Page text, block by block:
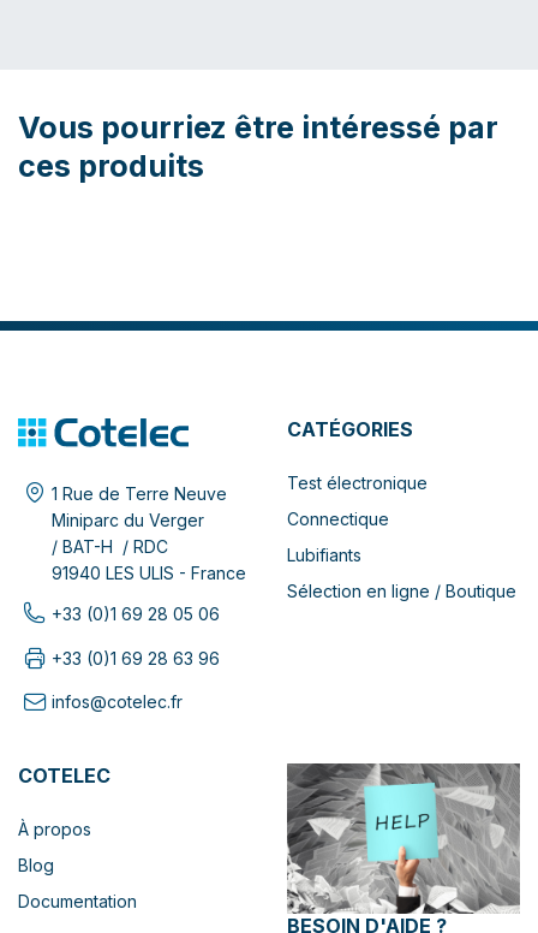
Vous pourriez être intéressé par
ces produits
1 Rue de Terre Neuve
Miniparc du Verger
/ BAT-H / RDC
91940 LES ULIS - France
+33 (0)1 69 28 05 06
+33 (0)1 69 28 63 96
infos@cotelec.fr
CATÉGORIES
Test électronique
Connectique
Lubifiants
Sélection en ligne / Boutique
COTELEC
À propos
Blog
Documentation
BESOIN D'AIDE ?